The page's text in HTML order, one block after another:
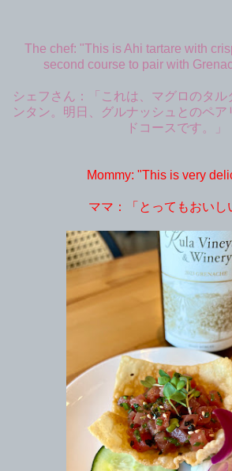
The chef: "This is Ahi tartare with
second course to pair with
シェフさん：「これは、マグロのタル
ンタン。明日、グルナッシュとのペ
ドコースです。」
Mommy: "This is very
ママ：「とってもおいし